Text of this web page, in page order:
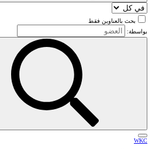
بحث بالعناوين فقط
بواسطة:
WKC